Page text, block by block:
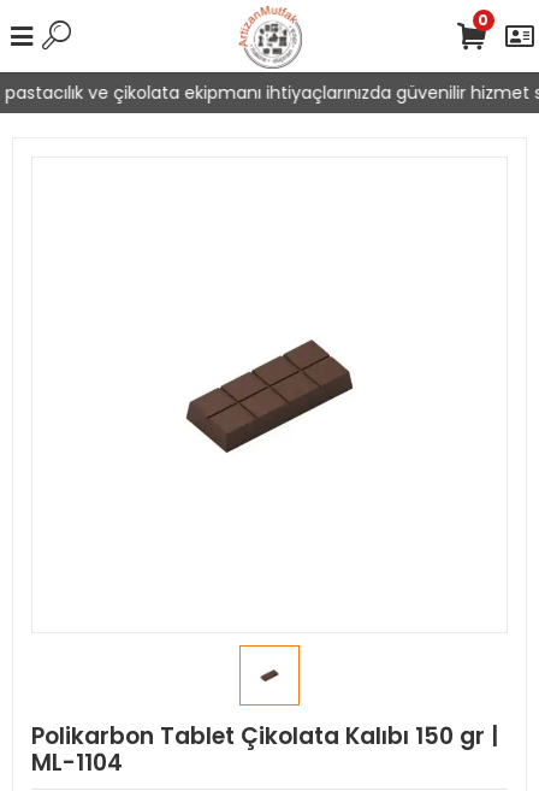
ve çikolata ekipmanı ihtiyaçlarınızda güvenilir hizmet
0
Polikarbon Tablet Çikolata Kalıbı 150 gr |
ML-1104